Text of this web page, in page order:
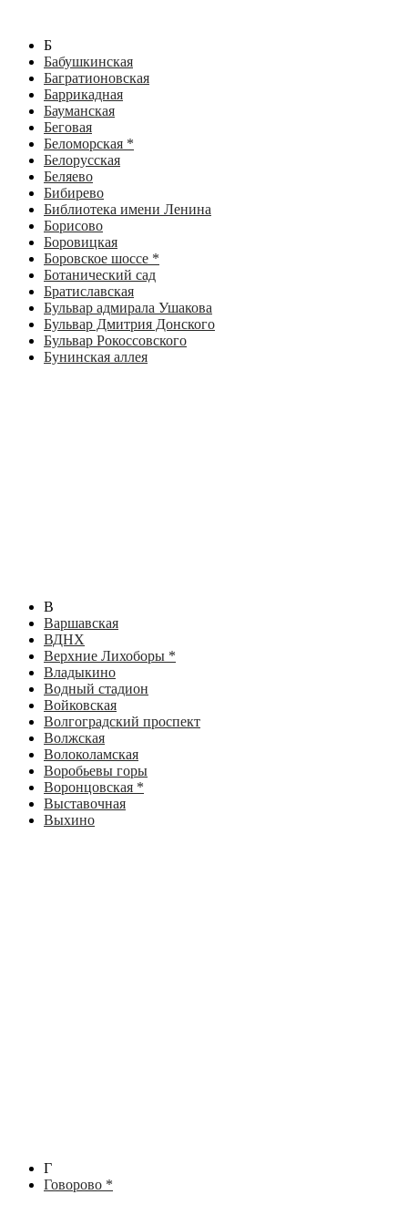
Б
Бабушкинская
Багратионовская
Баррикадная
Бауманская
Беговая
Беломорская *
Белорусская
Беляево
Бибирево
Библиотека имени Ленина
Борисово
Боровицкая
Боровское шоссе *
Ботанический сад
Братиславская
Бульвар адмирала Ушакова
Бульвар Дмитрия Донского
Бульвар Рокоссовского
Бунинская аллея
В
Варшавская
ВДНХ
Верхние Лихоборы *
Владыкино
Водный стадион
Войковская
Волгоградский проспект
Волжская
Волоколамская
Воробьевы горы
Воронцовская *
Выставочная
Выхино
Г
Говорово *